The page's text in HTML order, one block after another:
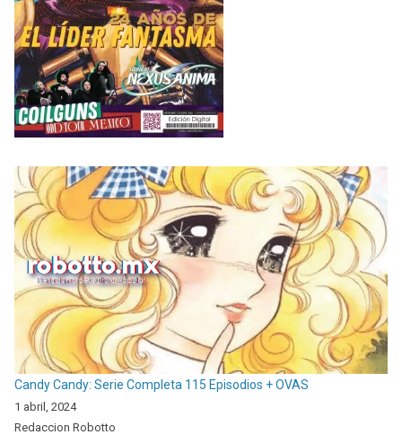
Candy Candy: Serie Completa 115 Episodios + OVAS
1 abril, 2024
Redaccion Robotto